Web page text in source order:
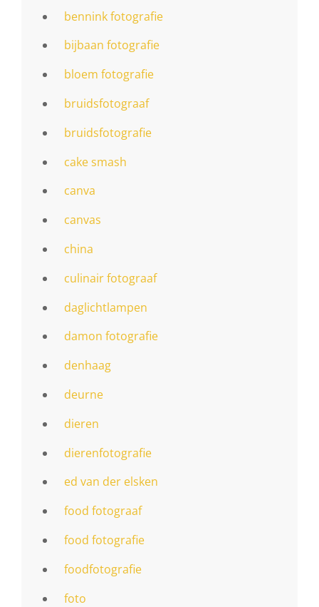
bennink fotografie
bijbaan fotografie
bloem fotografie
bruidsfotograaf
bruidsfotografie
cake smash
canva
canvas
china
culinair fotograaf
daglichtlampen
damon fotografie
denhaag
deurne
dieren
dierenfotografie
ed van der elsken
food fotograaf
food fotografie
foodfotografie
foto